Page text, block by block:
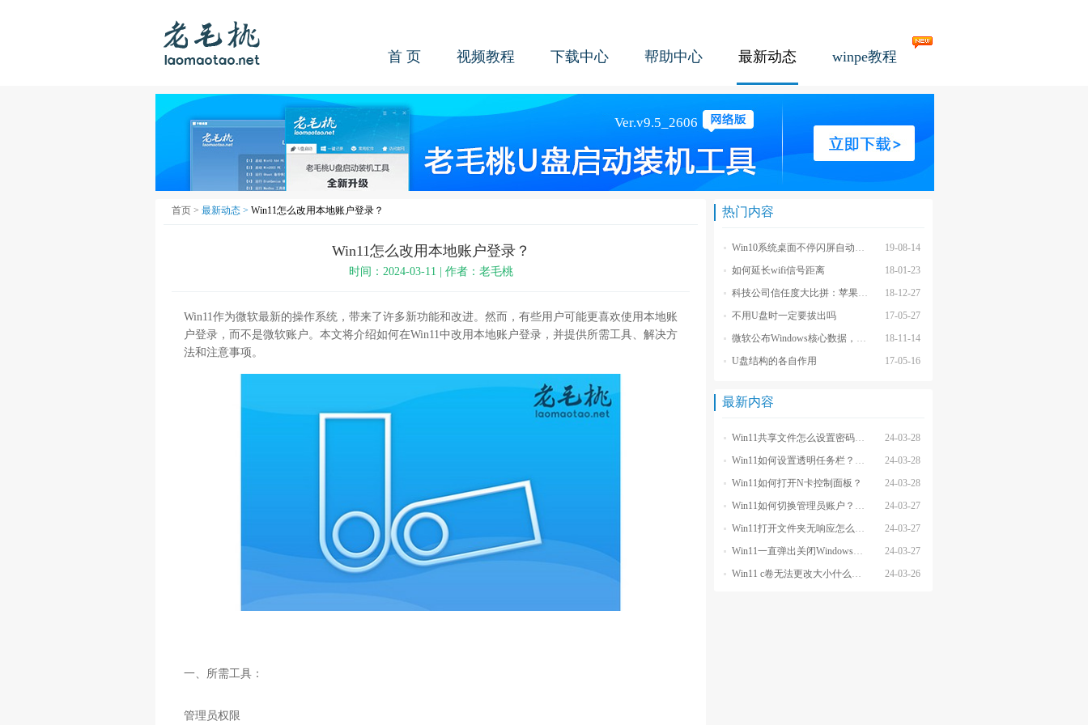
首 页 视频教程 下载中心 帮助中心 最新动态 winpe教程
首页 > 最新动态 > Win11怎么改用本地账户登录？
Win11怎么改用本地账户登录？
时间：2024-03-11 | 作者：老毛桃
Win11作为微软最新的操作系统，带来了许多新功能和改进。然而，有些用户可能更喜欢使用本地账
户登录，而不是微软账户。本文将介绍如何在Win11中改用本地账户登录，并提供所需工具、解决方
法和注意事项。
一、所需工具：
管理员权限
热门内容
19-08-14
Win10系统桌面不停闪屏自动刷新的解决方法
18-01-23
如何延长wifi信号距离
18-12-27
科技公司信任度大比拼：苹果上榜最不受信任前茅
17-05-27
不用U盘时一定要拔出吗
18-11-14
微软公布Windows核心数据，应用数量iOS和安卓遥不可及
17-05-16
U盘结构的各自作用
最新内容
24-03-28
Win11共享文件怎么设置密码和权限？
24-03-28
Win11如何设置透明任务栏？Win11设置透明任务栏的方法
24-03-28
Win11如何打开N卡控制面板？
24-03-27
Win11如何切换管理员账户？Win11切换管理员账户的方法
24-03-27
Win11打开文件夹无响应怎么办？
24-03-27
Win11一直弹出关闭Windows窗口怎么解决？
24-03-26
Win11 c卷无法更改大小什么原因？